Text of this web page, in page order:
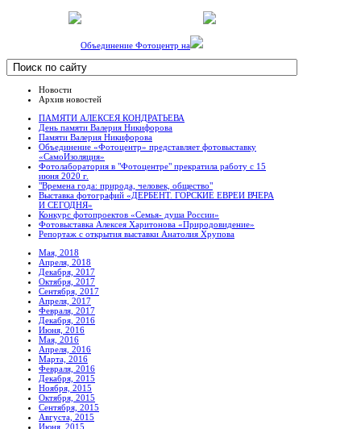
Объединение Фотоцентр на
Новости
Архив новостей
ПАМЯТИ АЛЕКСЕЯ КОНДРАТЬЕВА
День памяти Валерия Никифорова
Памяти Валерия Никифорова
Объединение «Фотоцентр» представляет фотовыставку
«СамоИзоляция»
Фотолаборатория в "Фотоцентре" прекратила работу с 15
июня 2020 г.
"Времена года: природа, человек, общество"
Выставка фотографий «ДЕРБЕНТ. ГОРСКИЕ ЕВРЕИ ВЧЕРА
И СЕГОДНЯ»
Конкурс фотопроектов «Семья- душа России»
Фотовыставка Алексея Харитонова «Природовидение»
Репортаж с открытия выставки Анатолия Хрупова
Мая, 2018
Апреля, 2018
Декабря, 2017
Октября, 2017
Сентября, 2017
Апреля, 2017
Февраля, 2017
Декабря, 2016
Июня, 2016
Мая, 2016
Апреля, 2016
Марта, 2016
Февраля, 2016
Декабря, 2015
Ноября, 2015
Октября, 2015
Сентября, 2015
Августа, 2015
Июня, 2015